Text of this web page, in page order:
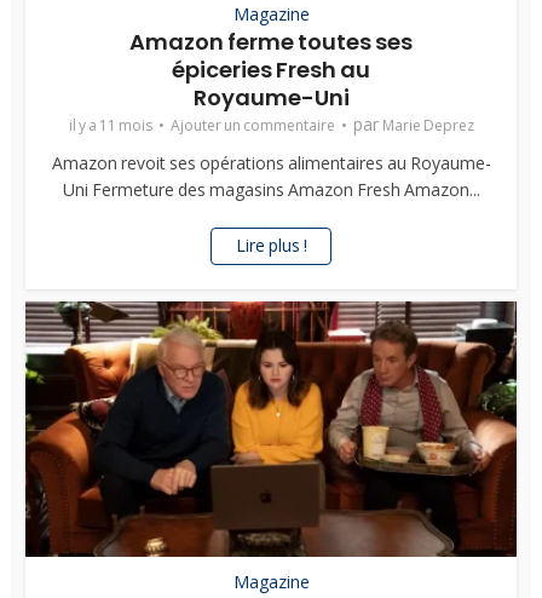
Magazine
Amazon ferme toutes ses
épiceries Fresh au
Royaume-Uni
il y a 11 mois Ajouter un commentaire par Marie Deprez
Amazon revoit ses opérations alimentaires au Royaume-
Uni Fermeture des magasins Amazon Fresh Amazon...
Lire plus !
Magazine